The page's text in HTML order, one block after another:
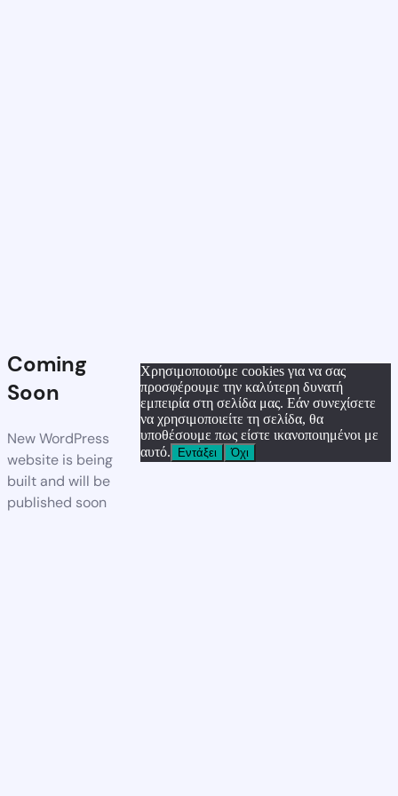
Coming
Soon
New WordPress
website is being
built and will be
published soon
Χρησιμοποιούμε cookies για να σας
προσφέρουμε την καλύτερη δυνατή
εμπειρία στη σελίδα μας. Εάν συνεχίσετε
να χρησιμοποιείτε τη σελίδα, θα
υποθέσουμε πως είστε ικανοποιημένοι με
αυτό.
Εντάξει Όχι